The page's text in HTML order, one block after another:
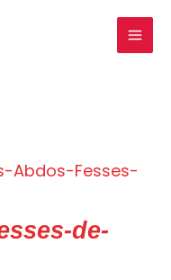
Abdos-Fesses-
de-